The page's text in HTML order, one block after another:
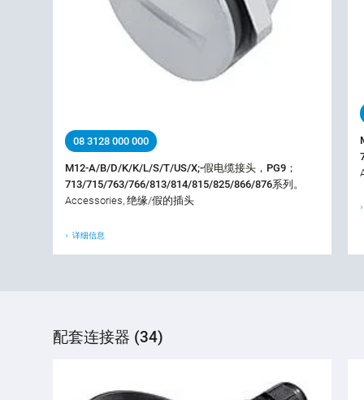
08 3128 000 000
M12-A/B/D/K/K/L/S/T/US/X;-假电缆接头，PG9；
713/715/763/766/813/814/815/825/866/876系列。
Accessories, 绝缘/假的插头
详细信息
配套连接器 (34)